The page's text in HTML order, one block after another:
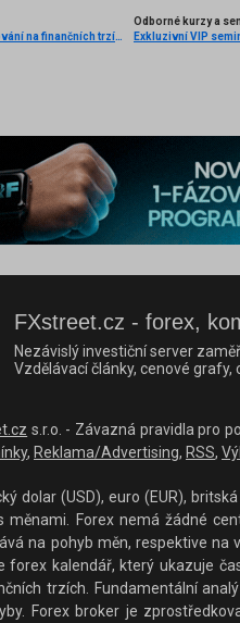
Začínáme na burze - Jak uspět při obchodování na finančních trzích (1. vydání)
Odborné kurzy a
FXstreet.cz - forex,
Nezávislý investiční server
Vzdělávací články, cenové
s.r.o. - Závazná pravidla pro
, Reklama/Advertising, RSS,
dolar (USD), euro (EUR),
měnami. Forex nemá žádné
na pohyb měn, respektive
forex kalendář, který ukazuje
trzích. Fundamentální
Forex broker je